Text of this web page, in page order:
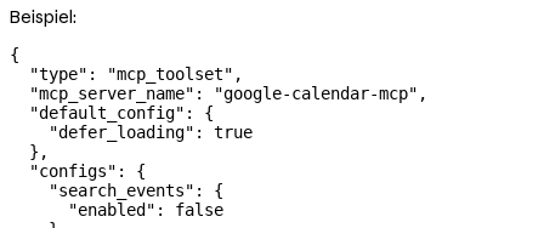
Beispiel:
{
  "type"
: "mcp_toolset" ,
  "mcp_server_name"
: "google-calendar-mcp" ,
  "default_config"
: {
    "defer_loading"
: true
  },
  "configs"
: {
    "search_events"
: {
      "enabled"
: false